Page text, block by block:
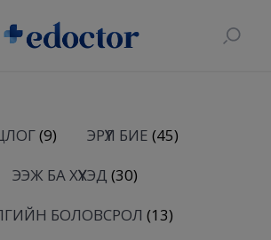
(9) ЭРҮҮЛ БИЕ (45)
ЭЭЖ БА ХҮҮХЭД (30)
БОЛОВСРОЛ (13)